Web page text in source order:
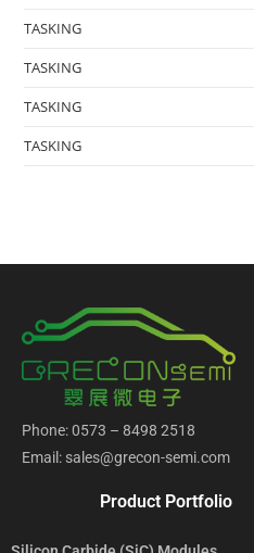
TASKING
TASKING
TASKING
TASKING
Phone: 0573 – 8498 2518
Email: sales@grecon-semi.com
Product Portfolio